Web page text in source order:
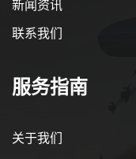
新闻资讯
联系我们
服务指南
关于我们